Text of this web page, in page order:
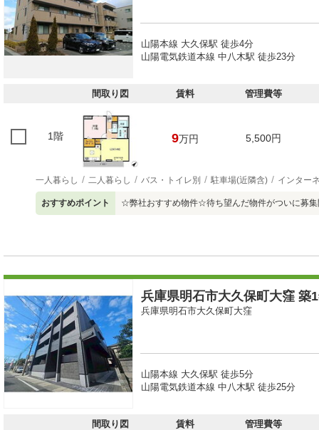
山陽本線 大久保駅 徒歩4分
山陽電気鉄道本線 中八木駅 徒歩23分
間取り図 賃料 管理費等
1階 9万円 5,500円
一人暮らし 二人暮らし バス・トイレ別 駐車場(近隣含) インター
おすすめポイント ☆弊社おすすめ物件☆待ち望んだ物件がついに募集
兵庫県明石市大久保町大窪 築
兵庫県明石市大久保町大窪
山陽本線 大久保駅 徒歩5分
山陽電気鉄道本線 中八木駅 徒歩25分
間取り図 賃料 管理費等